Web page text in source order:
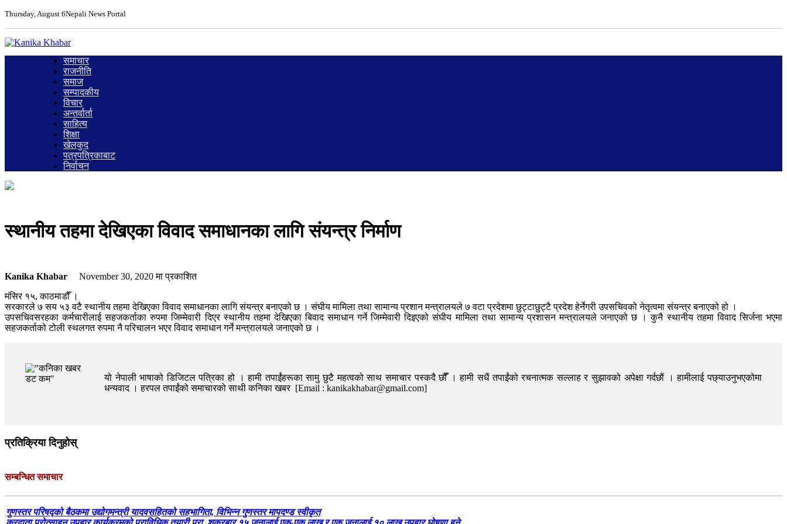
Thursday, August 6Nepali News Portal
समाचार
राजनीति
समाज
सम्पादकीय
विचार
अन्तर्वार्ता
साहित्य
शिक्षा
खेलकुद
पत्रपत्रिकाबाट
निर्वाचन
स्थानीय तहमा देखिएका विवाद समाधानका लागि संयन्त्र निर्माण
Kanika Khabar November 30, 2020मा प्रकाशित
मंसिर १५, काठमाडौँ ।
सरकारले ७ सय ५३ वटै स्थानीय तहमा देखिएका विवाद समाधानका लागि संयन्त्र बनाएको छ । संघीय मामिला तथा सामान्य प्रशान मन्त्रालयले ७ वटा प्रदेशमा छुट्टाछुट्टै प्रदेश हेर्नेगरी उपसचिवको नेतृत्वमा संयन्त्र बनाएको हो ।
उपसचिवसरहका कर्मचारीलाई सहजकर्ताका रुपमा जिम्मेवारी दिएर स्थानीय तहमा देखिएका बिवाद समाधान गर्ने जिम्मेवारी दिइएको संघीय मामिला तथा सामान्य प्रशासन मन्त्रालयले जनाएको छ । कुनै स्थानीय तहमा विवाद सिर्जना भएमा
सहजकर्ताको टोली स्थलगत रुपमा नै परिचालन भएर विवाद समाधान गर्ने मन्त्रालयले जनाएको छ ।
यो नेपाली भाषाको डिजिटल पत्रिका हो । हामी तपाईंहरूका सामु छुटै महत्वको साथ समाचार पस्कदै छौँँ । हामी सधैं तपाईंको रचनात्मक सल्लाह र सुझावको अपेक्षा गर्दछौं । हामीलाई पछ्याउनुभएकोमा
धन्यवाद । हरपल तपाईंको समाचारको साथी कनिका खबर [Email : kanikakhabar@gmail.com]
प्रतिक्रिया दिनुहोस्
सम्बन्धित समाचार
गुणस्तर परिषद्को बैठकमा उद्योगमन्त्री यादवसहितको सहभागिता, विभिन्न गुणस्तर मापदण्ड स्वीकृत